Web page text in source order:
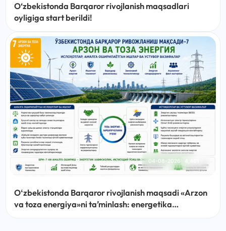
O‘zbekistonda Barqaror rivojlanish maqsadlari
oyligiga start berildi!
04-08-2026 4,461
Oʻzbekistonda Barqaror rivojlanish maqsadi «Arzon
va toza energiya»ni taʼminlash: energetika